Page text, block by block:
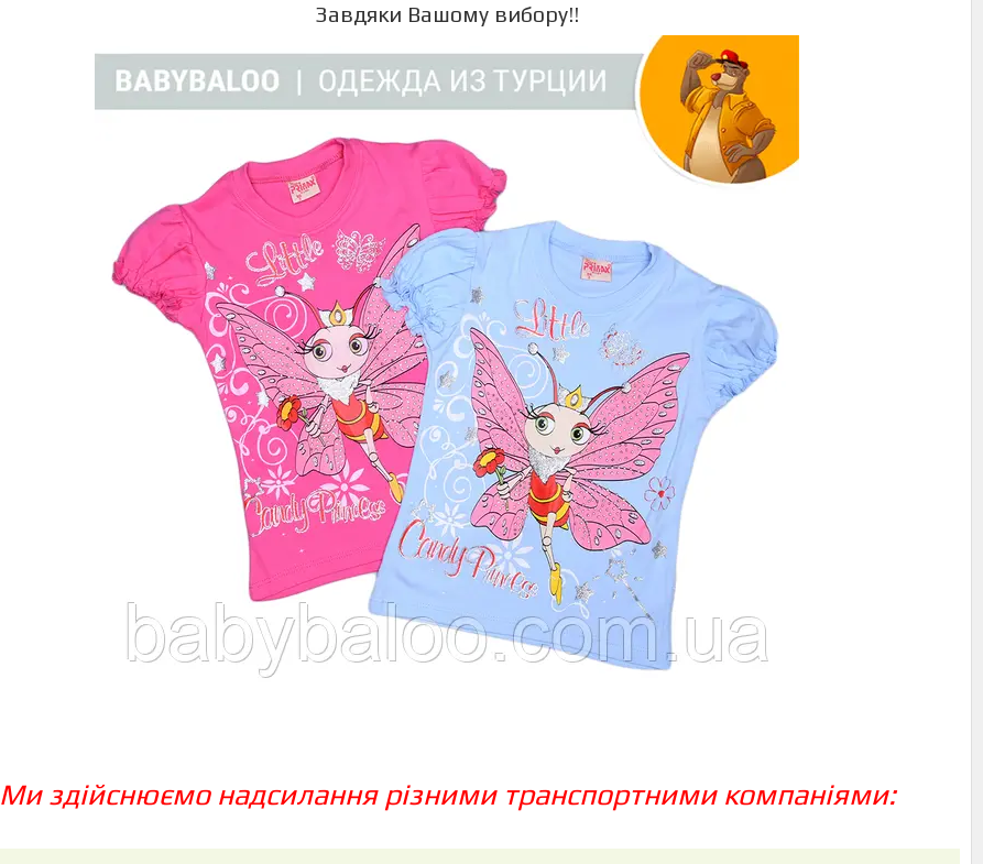
Завдяки Вашому вибору!!
Ми здійснюємо надсилання різними транспортними компаніями: